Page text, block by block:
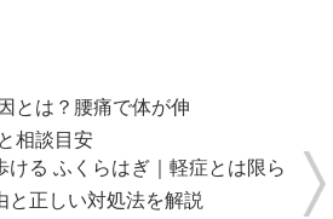
とは？腰痛で体が伸
相談目安
ける ふくらはぎ｜軽症とは限ら
と正しい対処法を解説